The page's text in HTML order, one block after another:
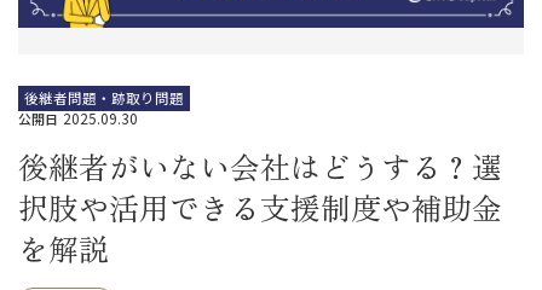
後継者問題・跡取り問題
公開日 2025.09.30
後継者がいない会社はどうする？選
択肢や活用できる支援制度や補助金
を解説